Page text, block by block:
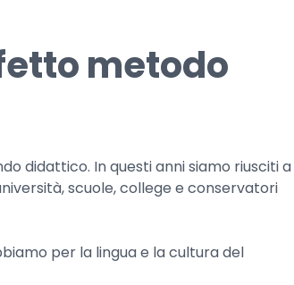
metodo
didattico. In questi anni siamo riusciti a
scuole, college e conservatori
per la lingua e la cultura del